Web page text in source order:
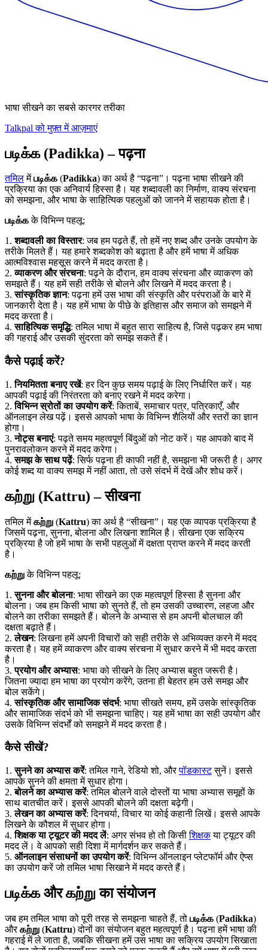
भाषा सीखने का सबसे कारगर तरीका
Talkpal को मुफ़्त में आज़माएं
படிக்க (Padikka) – पढ़ना
तमिलमेंபடிக்க (Padikka) का अर्थ है “पढ़ना”। पढ़ना भाषा सीखने की
प्रक्रिया का एक अनिवार्य हिस्सा है। यह शब्दावली का निर्माण, वाक्य संरचना
को समझना, और भाषा के साहित्यिक पहलुओं को जानने में सहायक होता है।
படிக்கके विभिन्न पहलू:
1.शब्दावली का विस्तार: जब हम पढ़ते हैं, तो हमें नए शब्द और उनके उपयोग के
तरीके मिलते हैं। यह हमारे शब्दकोश को बढ़ाता है और हमें भाषा में अधिक
आत्मविश्वास महसूस करने में मदद करता है।
2.व्याकरण और संरचना: पढ़ने के दौरान, हम वाक्य संरचना और व्याकरण को
समझते हैं। यह हमें सही तरीके से बोलने और लिखने में मदद करता है।
3.सांस्कृतिक ज्ञान: पढ़ना हमें उस भाषा की संस्कृति और परंपराओं के बारे में
जानकारी देता है। यह हमें भाषा के पीछे के इतिहास और समाज को समझने में
मदद करता है।
4.साहित्यिक समृद्धि: तमिल भाषा में बहुत सारा साहित्य है, जिसे पढ़कर हम भाषा
की गहराई और उसकी सुंदरता को समझ सकते हैं।
कैसे पढ़ाई करें?
1.नियमितता बनाए रखें: हर दिन कुछ समय पढ़ाई के लिए निर्धारित करें। यह
आपकी पढ़ाई की निरंतरता को बनाए रखने में मदद करेगा।
2.विभिन्न स्रोतों का उपयोग करें: किताबें, समाचार पत्र, पत्रिकाएँ, और
ऑनलाइन लेख पढ़ें। इससे आपको भाषा के विभिन्न शैलियों और स्तरों का ज्ञान
होगा।
3.नोट्स बनाएं: पढ़ते समय महत्वपूर्ण बिंदुओं को नोट करें। यह आपको बाद में
पुनरावलोकन करने में मदद करेगा।
4.समझ के साथ पढ़ें: सिर्फ पढ़ना ही काफी नहीं है, समझना भी जरूरी है। अगर
कोई शब्द या वाक्य समझ में नहीं आता, तो उसे संदर्भ में देखें और शोध करें।
கற்று (Kattru) – सीखना
तमिल मेंகற்று (Kattru) का अर्थ है “सीखना”। यह एक व्यापक प्रक्रिया है
जिसमें पढ़ना, सुनना, बोलना और लिखना शामिल है। सीखना एक सक्रिय
प्रक्रिया है जो हमें भाषा के सभी पहलुओं में दक्षता प्राप्त करने में मदद करती
है।
கற்றுके विभिन्न पहलू:
1.सुनना और बोलना: भाषा सीखने का एक महत्वपूर्ण हिस्सा है सुनना और
बोलना। जब हम किसी भाषा को सुनते हैं, तो हम उसकी उच्चारण, लहजा और
बोलने का तरीका समझते हैं। बोलने के अभ्यास से हम अपनी बोलचाल की
दक्षता बढ़ाते हैं।
2.लेखन: लिखना हमें अपनी विचारों को सही तरीके से अभिव्यक्त करने में मदद
करता है। यह हमें व्याकरण और वाक्य संरचना में सुधार करने में भी मदद करता
है।
3.प्रयोग और अभ्यास: भाषा को सीखने के लिए अभ्यास बहुत जरूरी है।
जितना ज्यादा हम भाषा का प्रयोग करेंगे, उतना ही बेहतर हम उसे समझ और
बोल सकेंगे।
4.सांस्कृतिक और सामाजिक संदर्भ: भाषा सीखते समय, हमें उसके सांस्कृतिक
और सामाजिक संदर्भ को भी समझना चाहिए। यह हमें भाषा का सही उपयोग और
उसके विभिन्न संदर्भों को समझने में मदद करता है।
कैसे सीखें?
1.सुनने का अभ्यास करें: तमिल गाने, रेडियो शो, औरपॉडकास्टसुनें। इससे
आपके सुनने की क्षमता में सुधार होगा।
2.बोलने का अभ्यास करें: तमिल बोलने वाले दोस्तों या भाषा अभ्यास समूहों के
साथ बातचीत करें। इससे आपकी बोलने की दक्षता बढ़ेगी।
3.लेखन का अभ्यास करें: दिनचर्या, विचार या कोई कहानी लिखें। इससे आपके
लिखने के कौशल में सुधार होगा।
4.शिक्षक या ट्यूटर की मदद लें: अगर संभव हो तो किसीशिक्षकया ट्यूटर की
मदद लें। वे आपको सही दिशा में मार्गदर्शन कर सकते हैं।
5. ऑनलाइन संसाधनों का उपयोग करें: विभिन्न ऑनलाइन प्लेटफॉर्म और ऐप्स
का उपयोग करें जो तमिल भाषा सिखाने में मदद करते हैं।
படிக்க और கற்று का संयोजन
जब हम तमिल भाषा को पूरी तरह से समझना चाहते हैं, तो படிக்க (Padikka)
औरகற்று (Kattru) दोनों का संयोजन बहुत महत्वपूर्ण है। पढ़ना हमें भाषा की
गहराई में ले जाता है, जबकि सीखना हमें उस भाषा का सक्रिय उपयोग सिखाता